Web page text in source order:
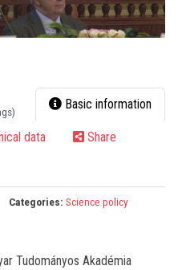
Basic information
data Share
Categories: Science policy
Tudományos Akadémia